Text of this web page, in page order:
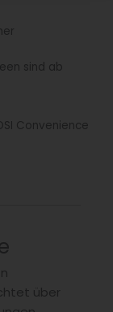
sind ab
Convenience
über